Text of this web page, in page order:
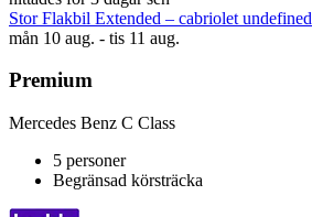
Stor Flakbil Extended – cabriolet undefined
mån 10 aug. - tis 11 aug.
Premium
Mercedes Benz C Class
5 personer
Begränsad körsträcka